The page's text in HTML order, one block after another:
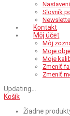
Slovník
Kontakt
Môj účet
Môj
Moje
Moje
Zmeniť
Zmeniť
Updating…
Košík
Žiadne